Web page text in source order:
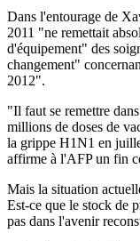
Dans l'entourage de
2011 "ne remettait
d'équipement" des
changement"
2012".
"Il faut se remettre
millions de doses de
la grippe H1N1 en
affirme à l'AFP un fin
Mais la situation
Est-ce que le stock de
pas dans l'avenir